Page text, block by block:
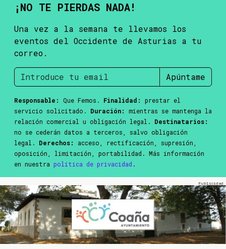
¡NO TE PIERDAS NADA!
Una vez a la semana te llevamos los
eventos del Occidente de Asturias a tu
correo.
Apúntame
Responsable: Que Femos. Finalidad:
prestar el
servicio solicitado. Duración:
mientras se mantenga la
relación comercial u obligación legal. Destinatarios:
no se cederán datos a terceros, salvo obligación
legal. Derechos:
acceso, rectificación, supresión,
oposición, limitación, portabilidad. Más información
en nuestra política de privacidad .